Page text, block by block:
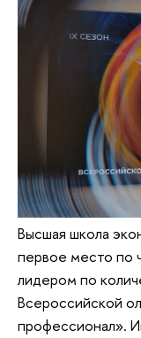
Высшая школа
первое место по
лидером по
Всероссийской
профессионал».